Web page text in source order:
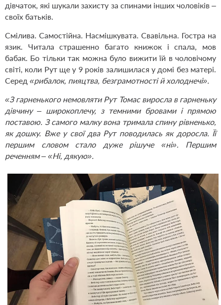
дівчаток, які шукали захисту за спинами інших чоловіків –
своїх батьків.
Смілива. Самостійна. Насмішкувата. Свавільна. Гостра на
язик. Читала страшенно багато книжок і спала, мов
бабак. Бо тільки так можна було вижити їй в чоловічому
світі, коли Рут ще у 9 років залишилася у домі без матері.
Серед «рибалок, пияцтва, безграмотності й холоднечі».
«З гарненького немовляти Рут Томас виросла в гарненьку
дівчину – широкоплечу, з темними бровами і прямою
поставою. З самого малку вона тримала спину рівненько,
як дошку. Вже у свої два Рут поводилась як доросла. Її
першим словом стало дуже рішуче «ні». Першим
реченням – «Ні, дякую».